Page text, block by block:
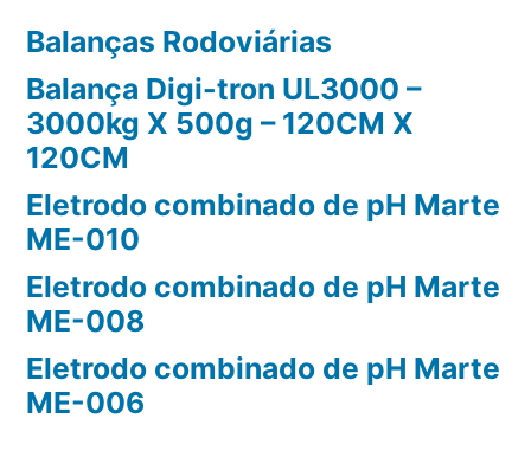
Balanças Rodoviárias
Balança Digi-tron UL3000 –
3000kg X 500g – 120CM X
120CM
Eletrodo combinado de pH Marte
ME-010
Eletrodo combinado de pH Marte
ME-008
Eletrodo combinado de pH Marte
ME-006